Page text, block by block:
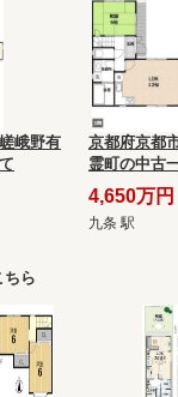
峨野有
京都府京都
霊町の中古
4,650万円
九条 駅
ちら